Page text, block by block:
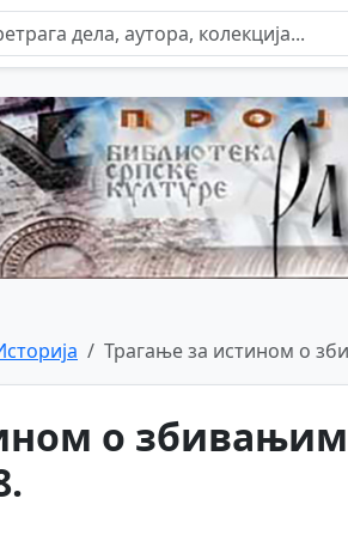
Трагање за истином о
о